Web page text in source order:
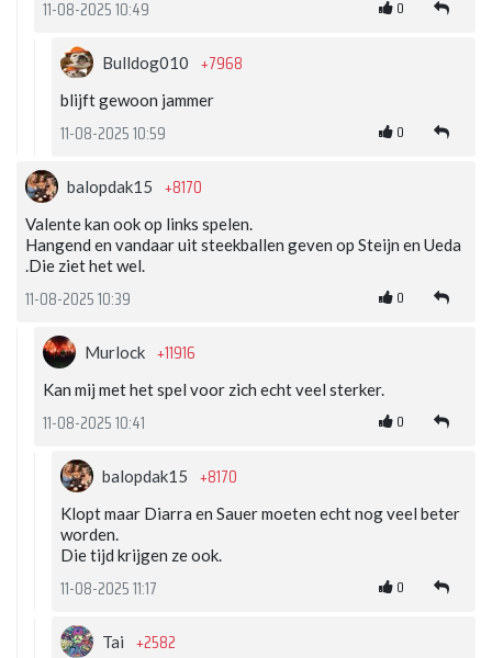
11-08-2025 10:49 0
Bulldog010 +7968
blijft gewoon jammer
11-08-2025 10:59 0
balopdak15 +8170
Valente kan ook op links spelen.
Hangend en vandaar uit steekballen geven op Steijn en Ueda
.Die ziet het wel.
11-08-2025 10:39 0
Murlock +11916
Kan mij met het spel voor zich echt veel sterker.
11-08-2025 10:41 0
balopdak15 +8170
Klopt maar Diarra en Sauer moeten echt nog veel beter
worden.
Die tijd krijgen ze ook.
11-08-2025 11:17 0
Tai +2582